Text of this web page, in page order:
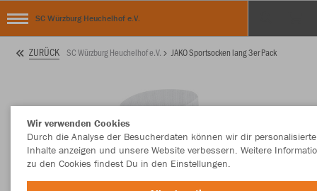
SC Würzburg Heuchelhof e.V.
ZURÜCK SC Würzburg Heuchelhof e.V. JAKO Sportsocken lang 3er Pack
Wir verwenden Cookies
Durch die Analyse der Besucherdaten können wir dir personalisierte
Inhalte anzeigen und unsere Website verbessern. Weitere
zu den Cookies findest Du in den Einstellungen.